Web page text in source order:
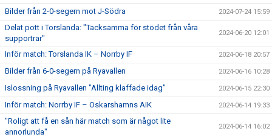
Bilder från 2-0-segern mot J-Södra 2024-07-24 15:59
Delat pott i Torslanda: "Tacksamma för stödet från våra
supportrar"
2024-06-20 12:01
Inför match: Torslanda IK – Norrby IF 2024-06-18 20:57
Bilder från 6-0-segern på Ryavallen 2024-06-16 10:28
Islossning på Ryavallen "Allting klaffade idag" 2024-06-15 22:30
Inför match: Norrby IF – Oskarshamns AIK 2024-06-14 19:33
"Roligt att få en sån här match som är något lite
annorlunda"
2024-06-14 16:02